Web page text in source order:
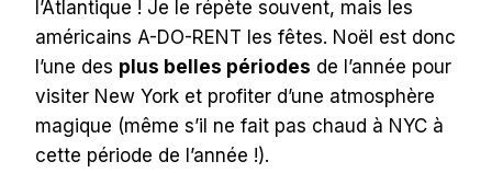
l’Atlantique ! Je le répète souvent, mais les
américains A-DO-RENT les fêtes. Noël est donc
l’une des plus belles périodes de l’année pour
visiter New York et profiter d’une atmosphère
magique (même s’il ne fait pas chaud à NYC à
cette période de l’année !).